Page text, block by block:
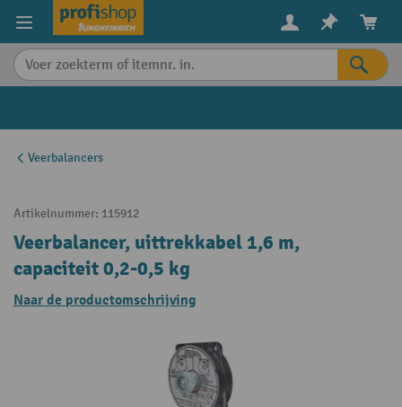
content
Veerbalancers
Artikelnummer: 115912
Veerbalancer, uittrekkabel 1,6 m,
capaciteit 0,2-0,5 kg
Naar de productomschrijving